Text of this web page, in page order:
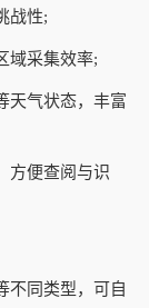
战性;
域采集效率;
天气状态，丰富
方便查阅与识
不同类型，可自